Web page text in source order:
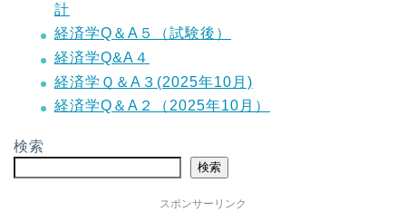
計
経済学Q＆A５（試験後）
経済学Q&A４
経済学Ｑ＆A３(2025年10月)
経済学Q＆A２（2025年10月）
検索
検索
スポンサーリンク